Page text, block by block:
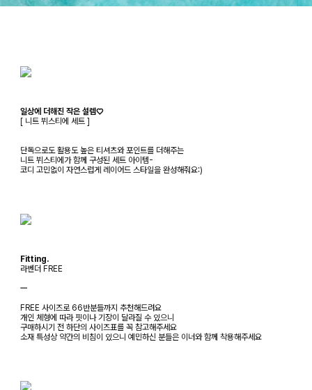
일상에 더해진 작은 설렘♡
[ 니트 뷔스티에 세트 ]
단독으로도 활용도 높은 티셔츠와 포인트를 더해주는
니트 뷔스티에가 함께 구성된 세트 아이템-
코디 고민없이 자연스럽게 레이어드 스타일을 완성해줘요:)
Fitting.
라벤더 FREE
ㅡ
FREE 사이즈로 66반분들까지 추천해드려요
개인 체형에 따라 핏이나 기장이 달라질 수 있으니
구매하시기 전 하단의 사이즈표를 꼭 참고해주세요
소재 특성상 약간의 비침이 있으니 예민하신 분들은 이너와 함께 착용해주세요